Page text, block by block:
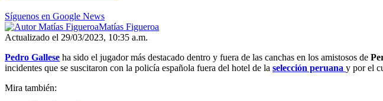
Síguenos en Google News
Matías Figueroa
Actualizado el 29/03/2023, 10:35 a.m.
Pedro Gallese ha sido el jugador más destacado dentro y fuera de las canchas en los amistosos de
incidentes que se suscitaron con la policía española fuera del hotel de la selección peruana y por el
Mira también: